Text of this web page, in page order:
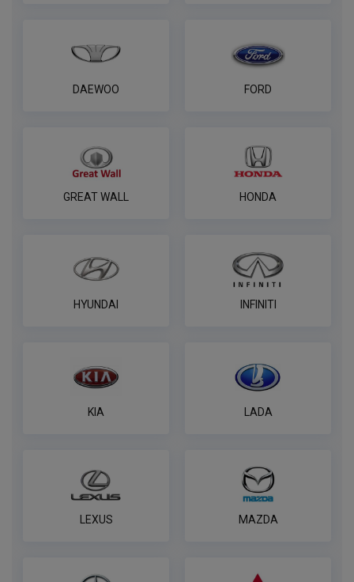
DAEWOO FORD
GREAT WALL HONDA
HYUNDAI INFINITI
KIA LADA
LEXUS MAZDA